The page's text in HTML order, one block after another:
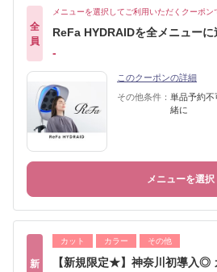
全
員
メニューを選択してご利用いただくクーポン
ReFa HYDRAIDを全メニュー
-
このクーポンの詳細
その他条件： 単品予約
緒に
メニューを選択
新
カット カラー その他
【新規限定★】神奈川初導入◎